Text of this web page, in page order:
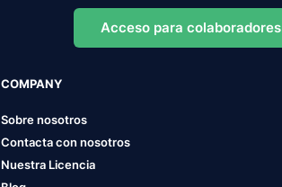
Acceso para colaboradores
COMPANY
Sobre nosotros
Contacta con nosotros
Nuestra Licencia